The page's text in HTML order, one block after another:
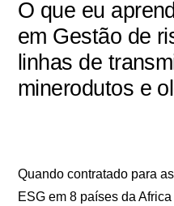
O que eu
em Gestão de
linhas de
minerodutos e
Quando contratado para
ESG em 8 países da